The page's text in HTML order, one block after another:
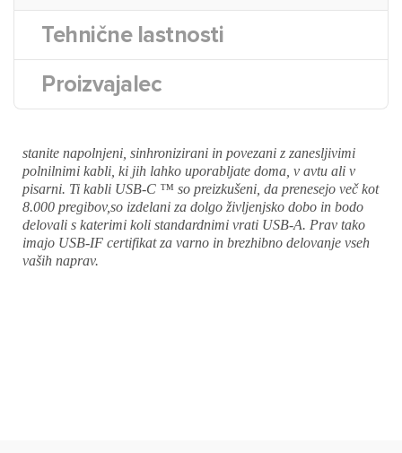
Tehnične lastnosti
Proizvajalec
stanite napolnjeni, sinhronizirani in povezani z zanesljivimi
polnilnimi kabli, ki jih lahko uporabljate doma, v avtu ali v
pisarni. Ti kabli USB-C ™ so preizkušeni, da prenesejo več kot
8.000 pregibov,so izdelani za dolgo življenjsko dobo in bodo
delovali s katerimi koli standardnimi vrati USB-A. Prav tako
imajo USB-IF certifikat za varno in brezhibno delovanje vseh
vaših naprav.